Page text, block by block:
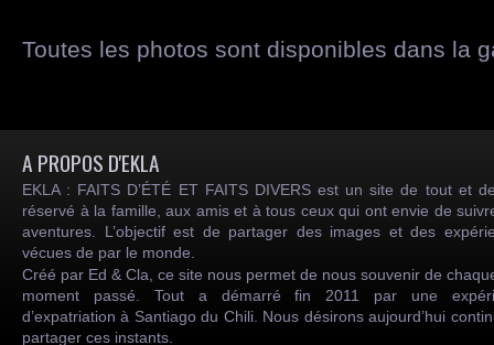
Toutes les photos sont disponibles dans la
A PROPOS D'EKLA
EKLA : FAITS D’ÉTÉ ET FAITS DIVERS est un site de tout et
réservé à la famille, aux amis et à tous ceux qui ont envie de
aventures. L’objectif est de partager des images et des
vécues de par le monde.
Créé par Ed & Cla, ce site nous permet de nous souvenir de
moment passé. Tout a démarré fin 2011 par une
d’expatriation à Santiago du Chili. Nous désirons aujourd’hui
partager ces instants.